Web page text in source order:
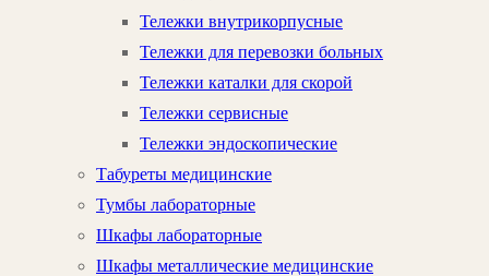
Тележки внутрикорпусные
Тележки для перевозки больных
Тележки каталки для скорой
Тележки сервисные
Тележки эндоскопические
Табуреты медицинские
Тумбы лабораторные
Шкафы лабораторные
Шкафы металлические медицинские